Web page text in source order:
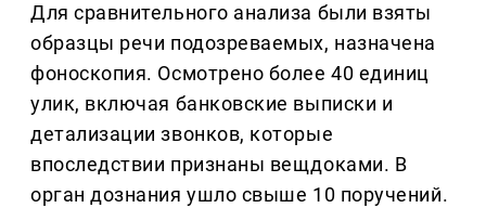
Для сравнительного анализа были взяты
образцы речи подозреваемых, назначена
фоноскопия. Осмотрено более 40 единиц
улик, включая банковские выписки и
детализации звонков, которые
впоследствии признаны вещдоками. В
орган дознания ушло свыше 10 поручений.